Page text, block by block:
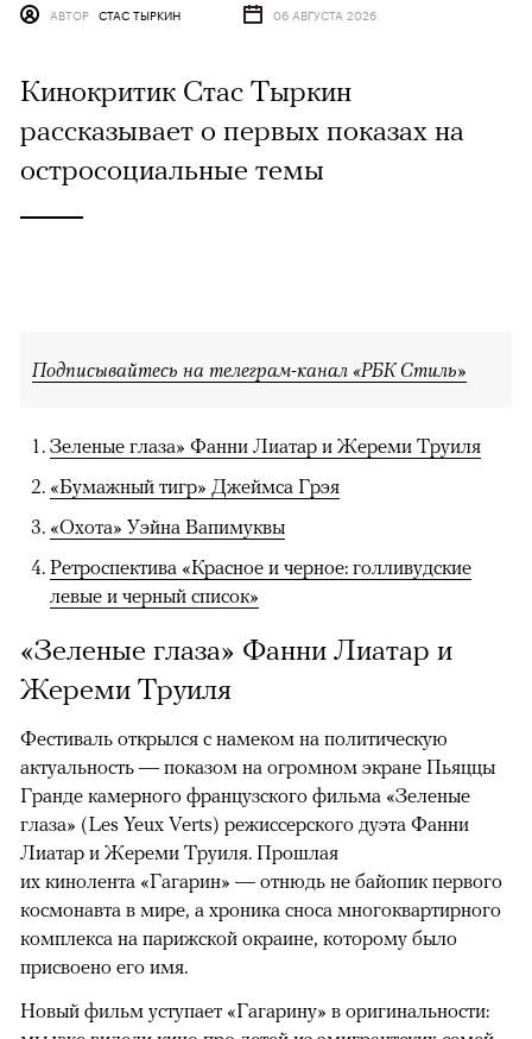
АВТОР СТАС ТЫРКИН 06 АВГУСТА 2026
Кинокритик Стас Тыркин
рассказывает о первых показах на
остросоциальные темы
Подписывайтесь на телеграм-канал «РБК Стиль»
Зеленые глаза» Фанни Лиатар и Жереми Труиля
«Бумажный тигр» Джеймса Грэя
«Охота» Уэйна Вапимуквы
Ретроспектива «Красное и черное: голливудские
левые и черный список»
«Зеленые глаза» Фанни Лиатар и
Жереми Труиля
Фестиваль открылся с намеком на политическую
актуальность — показом на огромном экране Пьяццы
Гранде камерного французского фильма «Зеленые
глаза» (Les Yeux Verts) режиссерского дуэта Фанни
Лиатар и Жереми Труиля. Прошлая
их кинолента «Гагарин» — отнюдь не байопик первого
космонавта в мире, а хроника сноса многоквартирного
комплекса на парижской окраине, которому было
присвоено его имя.
Новый фильм уступает «Гагарину» в оригинальности: